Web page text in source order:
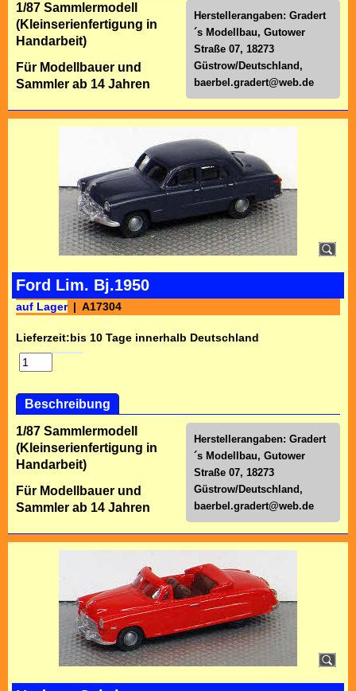
Herstellerangaben: Gradert
´s Modellbau, Gutower
Straße 07, 18273
Güstrow/Deutschland,
baerbel.gradert@web.de
1/87 Sammlermodell
(Kleinserienfertigung in
Handarbeit)
Für Modellbauer und
Sammler ab 14 Jahren
Ford Lim. Bj.1950
auf Lager A17304
Lieferzeit:bis 10 Tage innerhalb Deutschland
Beschreibung
Herstellerangaben: Gradert
´s Modellbau, Gutower
Straße 07, 18273
Güstrow/Deutschland,
baerbel.gradert@web.de
1/87 Sammlermodell
(Kleinserienfertigung in
Handarbeit)
Für Modellbauer und
Sammler ab 14 Jahren